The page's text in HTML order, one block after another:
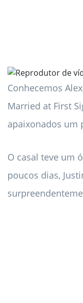
Conhecemos
Married at First
apaixonados um
O casal teve um
poucos dias,